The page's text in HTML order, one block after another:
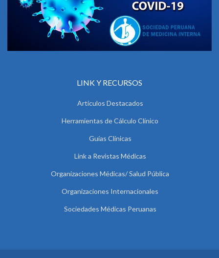
LINK Y RECURSOS
Artículos Destacados
Herramientas de Cálculo Clínico
Guías Clínicas
Link a Revistas Médicas
Organizaciones Médicas/ Salud Pública
Organizaciones Internacionales
Sociedades Médicas Peruanas